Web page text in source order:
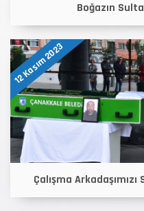
Boğazın
12 Kasım 2023
Çalışma